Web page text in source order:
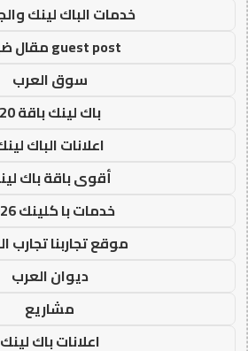
خدمات الباك لينك
guest post مقال ضيف
سوق العرب
باك لينك باقة 20
اعلانات الباك
أقوى باقة باك
خدمات با كلينك 2026
موقع تجاربنا تجارب
ديوان العرب
مشاريع
اعلانات باك لينك